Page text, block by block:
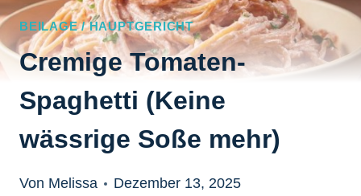
BEILAGE / HAUPTGERICHT
Cremige Tomaten-
Spaghetti (Keine
wässrige Soße mehr)
Von Melissa Dezember 13, 2025